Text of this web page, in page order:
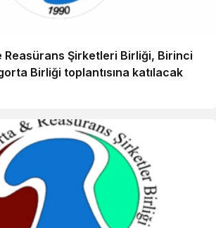
Reasürans Şirketleri Birliği, Birinci
Birliği toplantısına katılacak